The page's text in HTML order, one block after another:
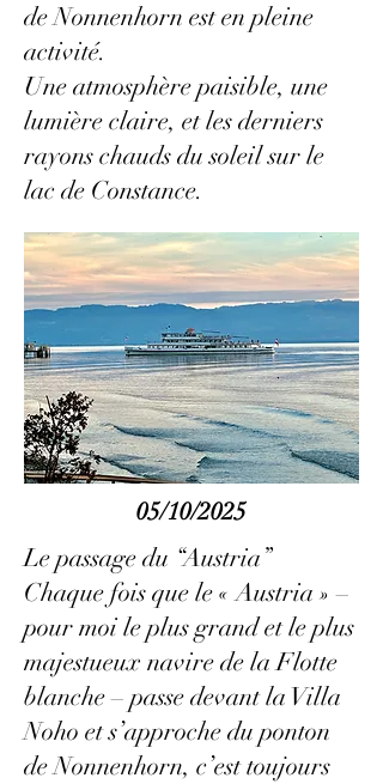
de Nonnenhorn est en pleine
activité.
Une atmosphère paisible, une
lumière claire, et les derniers
rayons chauds du soleil sur le
lac de Constance.
05/10/2025
Le passage du “Austria”
Chaque fois que le « Austria » –
pour moi le plus grand et le plus
majestueux navire de la Flotte
blanche – passe devant la Villa
Noho et s’approche du ponton
de Nonnenhorn, c’est toujours